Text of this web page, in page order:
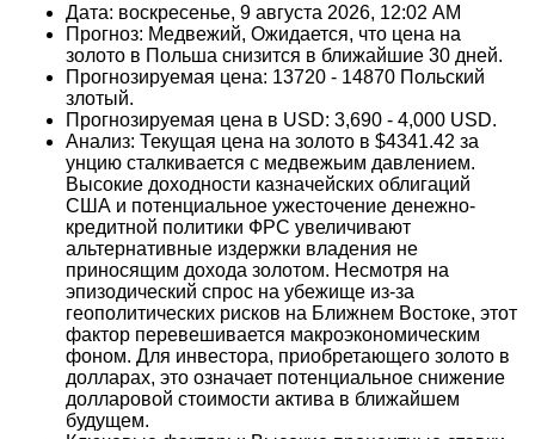
Дата: воскресенье, 9 августа 2026, 12:02 AM
Прогноз: Медвежий, Ожидается, что цена на
золото в Польша снизится в ближайшие 30 дней.
Прогнозируемая цена: 13720 - 14870 Польский
злотый.
Прогнозируемая цена в USD: 3,690 - 4,000 USD.
Анализ: Текущая цена на золото в $4341.42 за
унцию сталкивается с медвежьим давлением.
Высокие доходности казначейских облигаций
США и потенциальное ужесточение денежно-
кредитной политики ФРС увеличивают
альтернативные издержки владения не
приносящим дохода золотом. Несмотря на
эпизодический спрос на убежище из-за
геополитических рисков на Ближнем Востоке, этот
фактор перевешивается макроэкономическим
фоном. Для инвестора, приобретающего золото в
долларах, это означает потенциальное снижение
долларовой стоимости актива в ближайшем
будущем.